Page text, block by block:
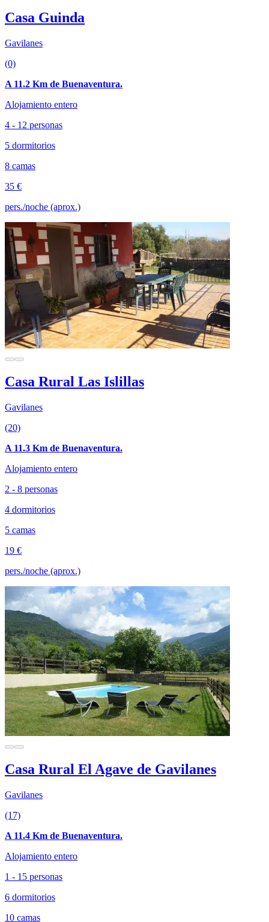
Casa Guinda
Gavilanes
(0)
A 11.2 Km de Buenaventura.
Alojamiento entero
4 - 12 personas
5 dormitorios
8 camas
35 €
pers./noche (aprox.)
Casa Rural Las Islillas
Gavilanes
(20)
A 11.3 Km de Buenaventura.
Alojamiento entero
2 - 8 personas
4 dormitorios
5 camas
19 €
pers./noche (aprox.)
Casa Rural El Agave de Gavilanes
Gavilanes
(17)
A 11.4 Km de Buenaventura.
Alojamiento entero
1 - 15 personas
6 dormitorios
10 camas